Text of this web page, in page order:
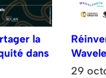
la
dans
29